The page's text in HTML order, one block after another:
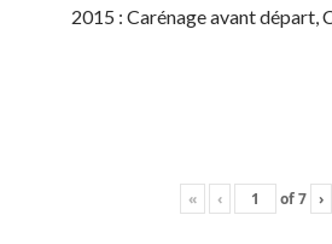
2015 : Carénage avant départ,
« ‹ of7 ›